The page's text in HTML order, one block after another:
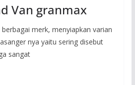
Van granmax
merk, menyiapkan varian
nya yaitu sering disebut
sangat